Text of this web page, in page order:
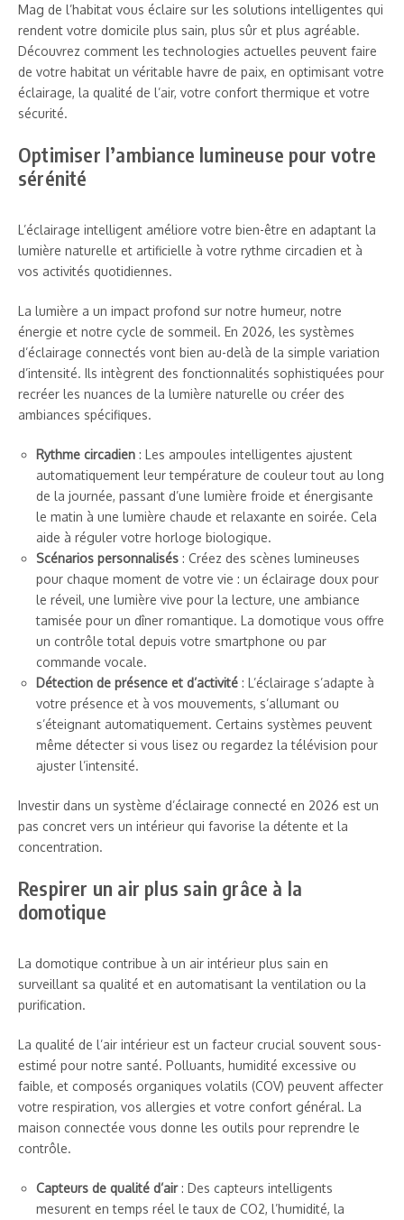
Mag de l’habitat vous éclaire sur les solutions intelligentes qui
rendent votre domicile plus sain, plus sûr et plus agréable.
Découvrez comment les technologies actuelles peuvent faire
de votre habitat un véritable havre de paix, en optimisant votre
éclairage, la qualité de l’air, votre confort thermique et votre
sécurité.
Optimiser l’ambiance lumineuse pour votre
sérénité
L’éclairage intelligent améliore votre bien-être en adaptant la
lumière naturelle et artificielle à votre rythme circadien et à
vos activités quotidiennes.
La lumière a un impact profond sur notre humeur, notre
énergie et notre cycle de sommeil. En 2026, les systèmes
d’éclairage connectés vont bien au-delà de la simple variation
d’intensité. Ils intègrent des fonctionnalités sophistiquées pour
recréer les nuances de la lumière naturelle ou créer des
ambiances spécifiques.
Rythme circadien : Les ampoules intelligentes ajustent
automatiquement leur température de couleur tout au long
de la journée, passant d’une lumière froide et énergisante
le matin à une lumière chaude et relaxante en soirée. Cela
aide à réguler votre horloge biologique.
Scénarios personnalisés : Créez des scènes lumineuses
pour chaque moment de votre vie : un éclairage doux pour
le réveil, une lumière vive pour la lecture, une ambiance
tamisée pour un dîner romantique. La domotique vous offre
un contrôle total depuis votre smartphone ou par
commande vocale.
Détection de présence et d’activité : L’éclairage s’adapte à
votre présence et à vos mouvements, s’allumant ou
s’éteignant automatiquement. Certains systèmes peuvent
même détecter si vous lisez ou regardez la télévision pour
ajuster l’intensité.
Investir dans un système d’éclairage connecté en 2026 est un
pas concret vers un intérieur qui favorise la détente et la
concentration.
Respirer un air plus sain grâce à la
domotique
La domotique contribue à un air intérieur plus sain en
surveillant sa qualité et en automatisant la ventilation ou la
purification.
La qualité de l’air intérieur est un facteur crucial souvent sous-
estimé pour notre santé. Polluants, humidité excessive ou
faible, et composés organiques volatils (COV) peuvent affecter
votre respiration, vos allergies et votre confort général. La
maison connectée vous donne les outils pour reprendre le
contrôle.
Capteurs de qualité d’air: Des capteurs intelligents
mesurent en temps réel le taux de CO2, l’humidité, la